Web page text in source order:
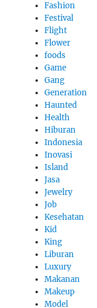
Fashion
Festival
Flight
Flower
foods
Game
Gang
Generation
Haunted
Health
Hiburan
Indonesia
Inovasi
Island
Jasa
Jewelry
Job
Kesehatan
Kid
King
Liburan
Luxury
Makanan
Makeup
Model